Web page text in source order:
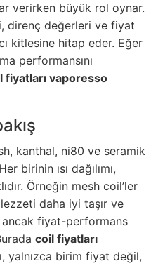
verirken büyük rol oynar.
direnç değerleri ve fiyat
kitlesine hitap eder. Eğer
performansını
fiyatları vaporesso
kanthal, ni80 ve seramik
birinin ısı dağılımı,
Örneğin mesh coil’ler
daha iyi taşır ve
ancak fiyat-performans
coil fiyatları
yalnızca birim fiyat değil,